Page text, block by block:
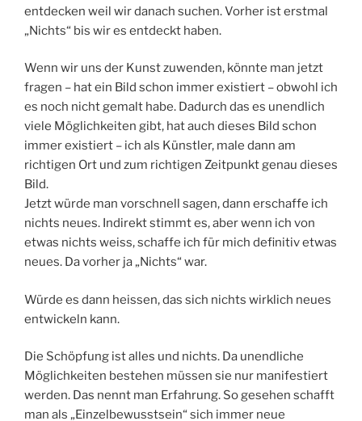
entdecken weil wir danach suchen. Vorher ist erstmal
„Nichts“ bis wir es entdeckt haben.
Wenn wir uns der Kunst zuwenden, könnte man jetzt
fragen – hat ein Bild schon immer existiert – obwohl ich
es noch nicht gemalt habe. Dadurch das es unendlich
viele Möglichkeiten gibt, hat auch dieses Bild schon
immer existiert – ich als Künstler, male dann am
richtigen Ort und zum richtigen Zeitpunkt genau dieses
Bild.
Jetzt würde man vorschnell sagen, dann erschaffe ich
nichts neues. Indirekt stimmt es, aber wenn ich von
etwas nichts weiss, schaffe ich für mich definitiv etwas
neues. Da vorher ja „Nichts“ war.
Würde es dann heissen, das sich nichts wirklich neues
entwickeln kann.
Die Schöpfung ist alles und nichts. Da unendliche
Möglichkeiten bestehen müssen sie nur manifestiert
werden. Das nennt man Erfahrung. So gesehen schafft
man als „Einzelbewusstsein“ sich immer neue